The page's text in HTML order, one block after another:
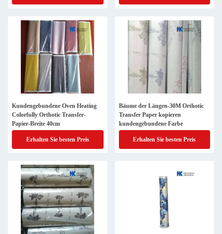
Kundengebundene Oven Heating
Colorfully Orthotic Transfer-
Papier-Breite 40cm
Erhalten Sie besten Preis
Bäume der Längen-30M Orthotic
Transfer Paper kopieren
kundengebundene Farbe
Erhalten Sie besten Preis